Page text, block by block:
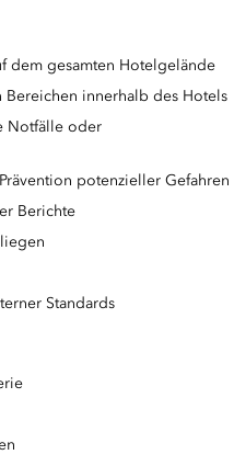
dem gesamten Hotelgelände
Bereichen innerhalb des Hotels
Notfälle oder
potenzieller Gefahren
Berichte
Standards